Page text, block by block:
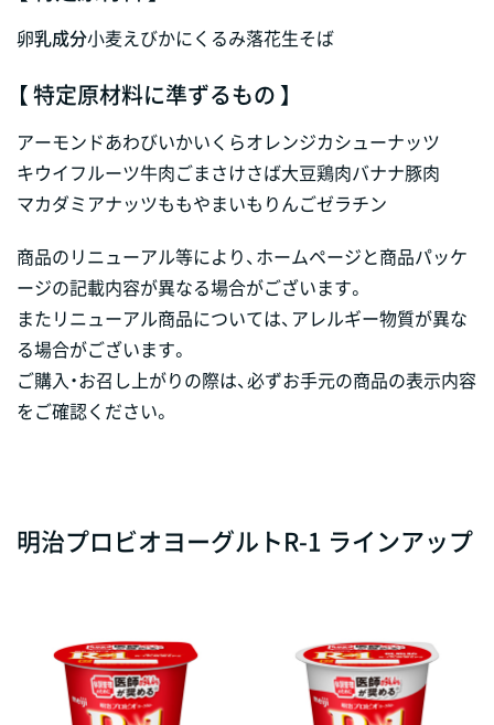
卵乳成分小麦えびかにくるみ落花生そば
【 特定原材料に準ずるもの 】
アーモンドあわびいかいくらオレンジカシューナッツ
キウイフルーツ牛肉ごまさけさば大豆鶏肉バナナ豚肉
マカダミアナッツももやまいも りんごゼラチン
商品のリニューアル等により、ホームページと商品パッケ
ージの記載内容が異なる場合がございます。
またリニューアル商品については、アレルギー物質が異な
る場合がございます。
ご購入・お召し上がりの際は、必ずお手元の商品の表示内容
をご確認ください。
明治プロビオヨーグルトR-1 ラインアップ